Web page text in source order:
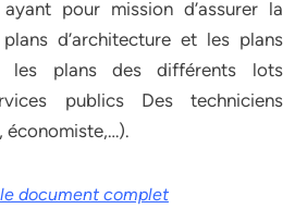
pour mission d’assurer la
d’architecture et les plans
les plans des différents lots
publics Des techniciens
économiste,…).
document complet